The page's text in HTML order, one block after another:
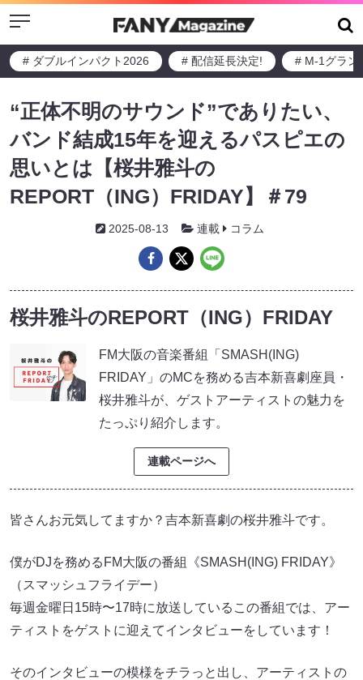
Menu
# ダブルインパクト2026 # 配信延長決定! # M-1グラン
“正体不明のサウンド”でありたい、
バンド結成15年を迎えるパスピエの
思いとは【桜井雅斗の
REPORT（ING）FRIDAY】＃79
2025-08-13 連載 コラム
桜井雅斗のREPORT（ING）FRIDAY
FM大阪の音楽番組「SMASH(ING)
FRIDAY」のMCを務める吉本新喜劇座員・
桜井雅斗が、ゲストアーティストの魅力を
たっぷり紹介します。
連載ページへ
皆さんお元気してますか？吉本新喜劇の桜井雅斗です。
僕がDJを務めるFM大阪の番組《SMASH(ING) FRIDAY》
（スマッシュフライデー）
毎週金曜日15時〜17時に放送しているこの番組では、アー
ティストをゲストに迎えてインタビューをしています！
そのインタビューの模様をチラっと出し、アーティストの